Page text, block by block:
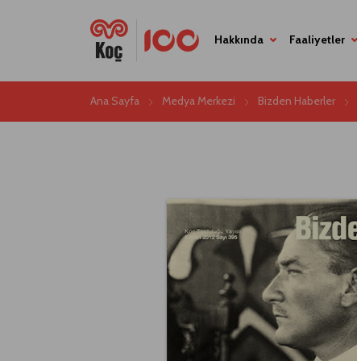
Hakkında Faaliyetler
Ana Sayfa Medya Merkezi Bizden Haberler